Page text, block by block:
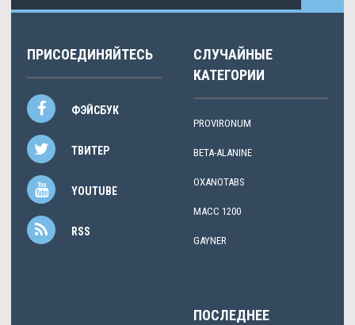
ПРИСОЕДИНЯЙТЕСЬ
ФЭЙСБУК
ТВИТЕР
YOUTUBE
RSS
СЛУЧАЙНЫЕ
КАТЕГОРИИ
PROVIRONUM
BETA-ALANINE
OXANOTABS
МАСС 1200
GAYNER
ПОСЛЕДНЕЕ